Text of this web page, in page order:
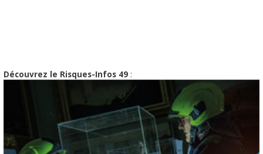
Découvrez le Risques-Infos 49 :